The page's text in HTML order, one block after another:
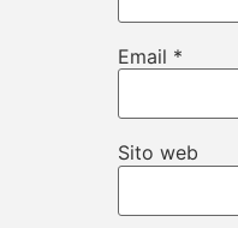
Email *
Sito web